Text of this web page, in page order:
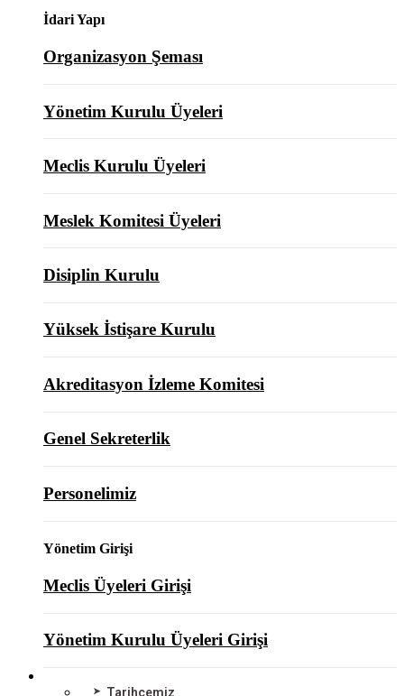
İdari Yapı
Organizasyon Şeması
Yönetim Kurulu Üyeleri
Meclis Kurulu Üyeleri
Meslek Komitesi Üyeleri
Disiplin Kurulu
Yüksek İstişare Kurulu
Akreditasyon İzleme Komitesi
Genel Sekreterlik
Personelimiz
Yönetim Girişi
Meclis Üyeleri Girişi
Yönetim Kurulu Üyeleri Girişi
Tarihçemiz